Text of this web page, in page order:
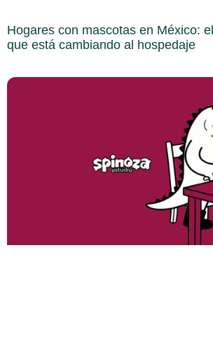
Hogares con mascotas en México:
que está cambiando al hospedaje